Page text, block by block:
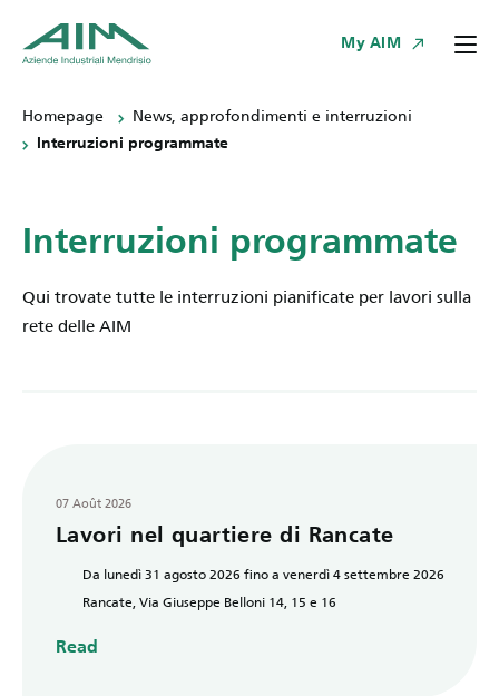
My AIM
Homepage
News, approfondimenti e interruzioni
Interruzioni programmate
Interruzioni programmate
Qui trovate tutte le interruzioni pianificate per lavori sulla
rete delle AIM
07 Août 2026
Lavori nel quartiere di Rancate
Da lunedì 31 agosto 2026 fino a venerdì 4 settembre 2026
Rancate, Via Giuseppe Belloni 14, 15 e 16
Read